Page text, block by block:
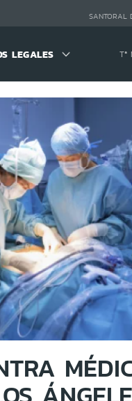
SANTORAL
LEGALES Tª